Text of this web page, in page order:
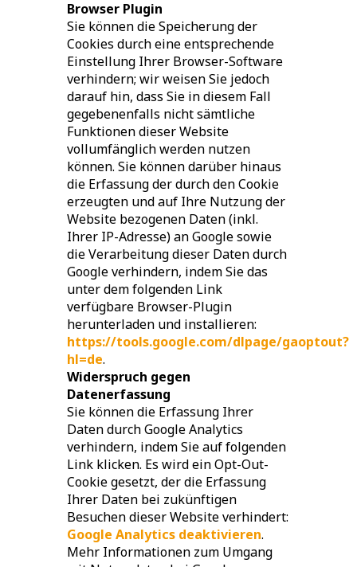
Browser Plugin
Sie können die Speicherung der
Cookies durch eine entsprechende
Einstellung Ihrer Browser-Software
verhindern; wir weisen Sie jedoch
darauf hin, dass Sie in diesem Fall
gegebenenfalls nicht sämtliche
Funktionen dieser Website
vollumfänglich werden nutzen
können. Sie können darüber hinaus
die Erfassung der durch den Cookie
erzeugten und auf Ihre Nutzung der
Website bezogenen Daten (inkl.
Ihrer IP-Adresse) an Google sowie
die Verarbeitung dieser Daten durch
Google verhindern, indem Sie das
unter dem folgenden Link
verfügbare Browser-Plugin
herunterladen und installieren:
https://tools.google.com/dlpage/gaoptout?
hl=de.
Widerspruch gegen
Datenerfassung
Sie können die Erfassung Ihrer
Daten durch Google Analytics
verhindern, indem Sie auf folgenden
Link klicken. Es wird ein Opt-Out-
Cookie gesetzt, der die Erfassung
Ihrer Daten bei zukünftigen
Besuchen dieser Website verhindert:
Google Analytics deaktivieren.
Mehr Informationen zum Umgang